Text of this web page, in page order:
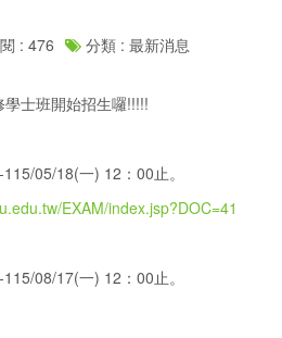
: 476
分類 : 最新消息
士班開始招生囉!!!!!
05/18(一) 12：00止。
EXAM/index.jsp?DOC=41
08/17(一) 12：00止。